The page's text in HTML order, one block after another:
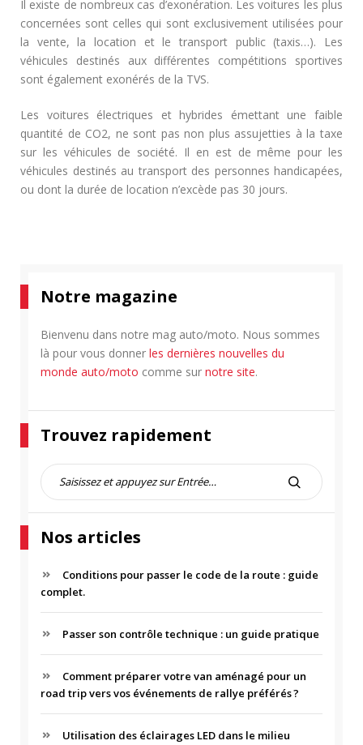
Il existe de nombreux cas d’exonération. Les voitures les plus
concernées sont celles qui sont exclusivement utilisées pour
la vente, la location et le transport public (taxis…). Les
véhicules destinés aux différentes compétitions sportives
sont également exonérés de la TVS.
Les voitures électriques et hybrides émettant une faible
quantité de CO2, ne sont pas non plus assujetties à la taxe
sur les véhicules de société. Il en est de même pour les
véhicules destinés au transport des personnes handicapées,
ou dont la durée de location n’excède pas 30 jours.
Notre magazine
Bienvenu dans notre mag auto/moto. Nous sommes
là pour vous donner les dernières nouvelles du
monde auto/moto comme sur notre site.
Trouvez rapidement
R
e
e
c
h
o
u
r
:
R
E
R
H
E
R
Nos articles
Conditions pour passer le code de la route : guide
complet.
Passer son contrôle technique : un guide pratique
Comment préparer votre van aménagé pour un
road trip vers vos événements de rallye préférés ?
Utilisation des éclairages LED dans le milieu